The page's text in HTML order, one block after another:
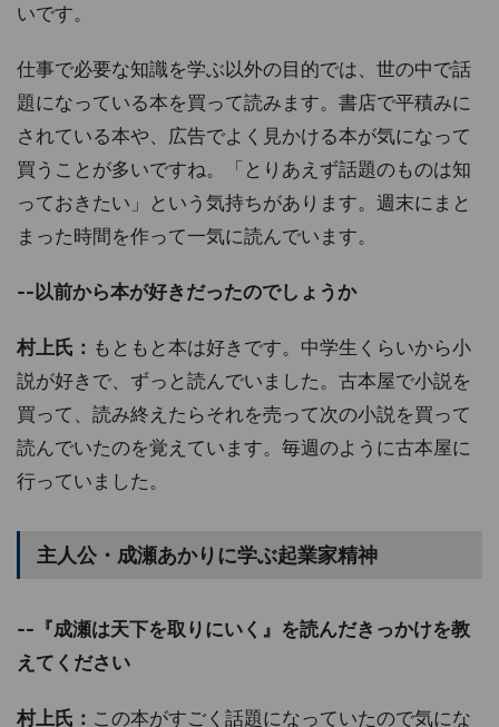
いです。
仕事で必要な知識を学ぶ以外の目的では、世の中で話
題になっている本を買って読みます。書店で平積みに
されている本や、広告でよく見かける本が気になって
買うことが多いですね。「とりあえず話題のものは知
っておきたい」という気持ちがあります。週末にまと
まった時間を作って一気に読んでいます。
--以前から本が好きだったのでしょうか
村上氏： もともと本は好きです。中学生くらいから小
説が好きで、ずっと読んでいました。古本屋で小説を
買って、読み終えたらそれを売って次の小説を買って
読んでいたのを覚えています。毎週のように古本屋に
行っていました。
主人公・成瀬あかりに学ぶ起業家精神
--『成瀬は天下を取りにいく』を読んだきっかけを教
えてください
村上氏： この本がすごく話題になっていたので気にな